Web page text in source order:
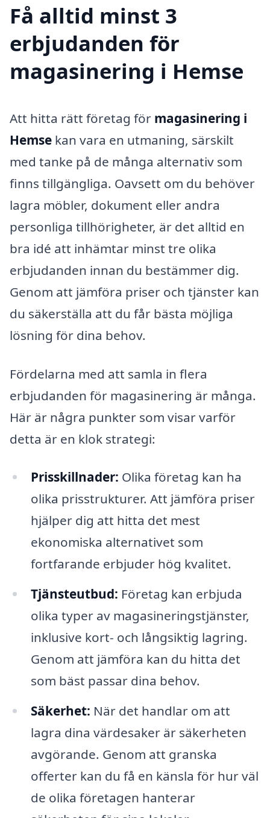
Få alltid minst 3
erbjudanden för
magasinering i Hemse
Att hitta rätt företag för magasinering i
Hemse kan vara en utmaning, särskilt
med tanke på de många alternativ som
finns tillgängliga. Oavsett om du behöver
lagra möbler, dokument eller andra
personliga tillhörigheter, är det alltid en
bra idé att inhämtar minst tre olika
erbjudanden innan du bestämmer dig.
Genom att jämföra priser och tjänster kan
du säkerställa att du får bästa möjliga
lösning för dina behov.
Fördelarna med att samla in flera
erbjudanden för magasinering är många.
Här är några punkter som visar varför
detta är en klok strategi:
Prisskillnader: Olika företag kan ha
olika prisstrukturer. Att jämföra priser
hjälper dig att hitta det mest
ekonomiska alternativet som
fortfarande erbjuder hög kvalitet.
Tjänsteutbud: Företag kan erbjuda
olika typer av magasineringstjänster,
inklusive kort- och långsiktig lagring.
Genom att jämföra kan du hitta det
som bäst passar dina behov.
Säkerhet: När det handlar om att
lagra dina värdesaker är säkerheten
avgörande. Genom att granska
offerter kan du få en känsla för hur väl
de olika företagen hanterar